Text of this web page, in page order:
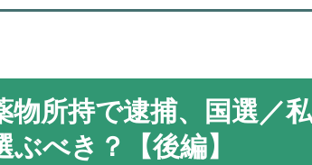
物所持で逮捕、国選／
べき？【後編】